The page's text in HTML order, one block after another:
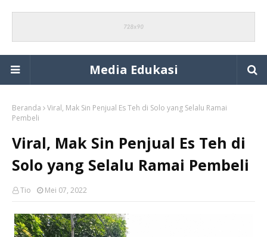
Media Edukasi
Beranda
Viral, Mak Sin Penjual Es Teh di Solo yang Selalu Ramai
Pembeli
Viral, Mak Sin Penjual Es Teh di
Solo yang Selalu Ramai Pembeli
Tio Mei 07, 2022